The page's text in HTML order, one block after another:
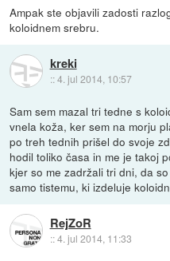
Ampak ste objavili zadosti
koloidnem srebru.
kreki
::4. jul 2014, 10:57
Sam sem mazal tri tedne s
vnela koža, ker sem na morju
po treh tednih prišel do svoje
hodil toliko časa in me je takoj
kjer so me zadržali tri dni, da
samo tistemu, ki izdeluje
RejZoR
::4. jul 2014, 11:33